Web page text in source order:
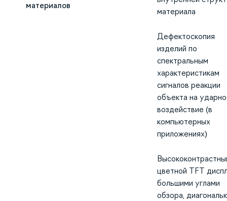
материалов
материала
Дефектоскопия
изделий по
спектральным
характеристикам
сигналов реакции
объекта на
воздействие (в
компьютерных
приложениях)
цветной TFT
большими углами
обзора,